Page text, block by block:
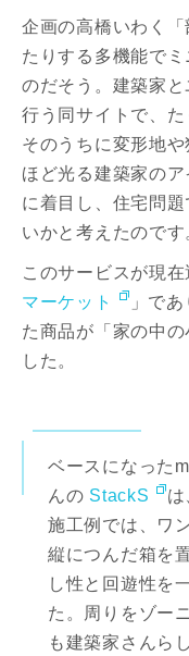
企画の高橋いわく
たりする多機能でミ
のだそう。建築家
行う同サイトで、た
そのうちに変形地
ほど光る建築家の
に着目し、住宅問
いかと考えたのです
このサービスが現在
マーケット
」で
た商品が「家の中
した。
ベースになった
んの StackS
は
施工例では、ワ
縦につんだ箱を
し性と回遊性を
た。周りをゾー
も建築家さんら